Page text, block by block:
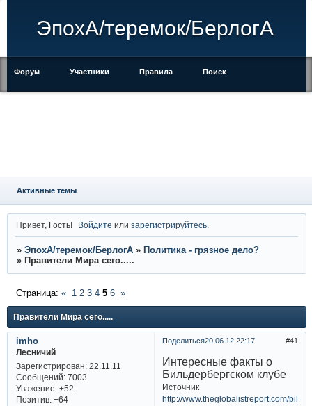
ЭпохА/теремок/БерлогА
Форум Участники Правила Поиск
Активные темы
Привет, Гость! Войдите илизарегистрируйтесь
» ЭпохА/теремок/БерлогА » Политика - грязное дело?
» Правители Мира сего.....
Правители Мира сего.....
Страница: « 1 2 3 4 5 6 »
Поделиться 41
20.06.12 22:17
imho
Лесничий
Зарегистрирован: 22.11.11
Сообщений:7003
Уважение: +52
Позитив: +64
Интересные факты о
Бильдербергском клубе
Источник
http://www.theglobalistreport.com/bilde